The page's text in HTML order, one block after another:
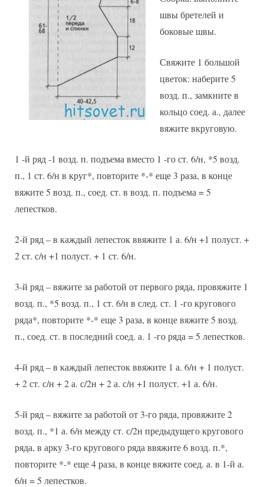
швы бретелей и
боковые швы.
Свяжите 1 большой
цветок: наберите 5
возд. п., замкните в
кольцо соед. а., далее
вяжите вкруговую.
1 -й ряд -1 возд. п. подъема вместо 1 -го ст. 6/н, *5 возд.
п., 1 ст. 6/н в круг*, повторите *-* еще 3 раза, в конце
вяжите 5 возд. п., соед. ст. в возд. п. подъема = 5
лепестков.
2-й ряд – в каждый лепесток ввяжите 1 а. 6/н +1 полуст. +
2 ст. с/н +1 полуст. + 1 ст. 6/н.
3-й ряд – вяжите за работой от первого ряда, провяжите 1
возд. п., *5 возд. п., 1 ст. 6/н в след. ст. 1 -го кругового
ряда*, повторите *-* еще 3 раза, в конце вяжите 5 возд.
п., соед. ст. в последний соед. а. 1 -го ряда = 5 лепестков.
4-й ряд – в каждый лепесток ввяжите 1 а. 6/н + 1 полуст.
+ 2 ст. с/н + 2 а. с/2н + 2 а. с/н +1 полуст. +1 а. 6/н.
5-й ряд – вяжите за работой от 3-го ряда, провяжите 2
возд. п., *1 а. 6/н между ст. с/2н предыдущего кругового
ряда, в арку 3-го кругового ряда ввяжите 6 возд. п.*,
повторите *-* еще 4 раза, в конце вяжите соед. а. в 1-й а.
6/н = 5 лепестков.